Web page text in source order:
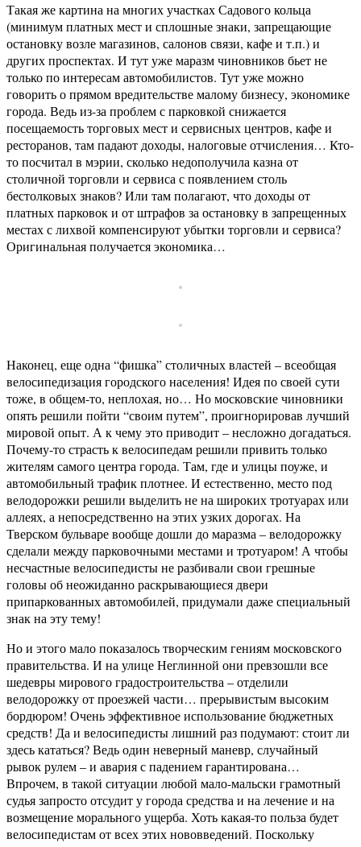
Такая же картина на многих участках Садового кольца
(минимум платных мест и сплошные знаки, запрещающие
остановку возле магазинов, салонов связи, кафе и т.п.) и
других проспектах. И тут уже маразм чиновников бьет не
только по интересам автомобилистов. Тут уже можно
говорить о прямом вредительстве малому бизнесу, экономике
города. Ведь из-за проблем с парковкой снижается
посещаемость торговых мест и сервисных центров, кафе и
ресторанов, там падают доходы, налоговые отчисления… Кто-
то посчитал в мэрии, сколько недополучила казна от
столичной торговли и сервиса с появлением столь
бестолковых знаков? Или там полагают, что доходы от
платных парковок и от штрафов за остановку в запрещенных
местах с лихвой компенсируют убытки торговли и сервиса?
Оригинальная получается экономика…
Наконец, еще одна “фишка” столичных властей – всеобщая
велосипедизация городского населения! Идея по своей сути
тоже, в общем-то, неплохая, но… Но московские чиновники
опять решили пойти “своим путем”, проигнорировав лучший
мировой опыт. А к чему это приводит – несложно догадаться.
Почему-то страсть к велосипедам решили привить только
жителям самого центра города. Там, где и улицы поуже, и
автомобильный трафик плотнее. И естественно, место под
велодорожки решили выделить не на широких тротуарах или
аллеях, а непосредственно на этих узких дорогах. На
Тверском бульваре вообще дошли до маразма – велодорожку
сделали между парковочными местами и тротуаром! А чтобы
несчастные велосипедисты не разбивали свои грешные
головы об неожиданно раскрывающиеся двери
припаркованных автомобилей, придумали даже специальный
знак на эту тему!
Но и этого мало показалось творческим гениям московского
правительства. И на улице Неглинной они превзошли все
шедевры мирового градостроительства – отделили
велодорожку от проезжей части… прерывистым высоким
бордюром! Очень эффективное использование бюджетных
средств! Да и велосипедисты лишний раз подумают: стоит ли
здесь кататься? Ведь один неверный маневр, случайный
рывок рулем – и авария с падением гарантирована…
Впрочем, в такой ситуации любой мало-мальски грамотный
судья запросто отсудит у города средства и на лечение и на
возмещение морального ущерба. Хоть какая-то польза будет
велосипедистам от всех этих нововведений. Поскольку